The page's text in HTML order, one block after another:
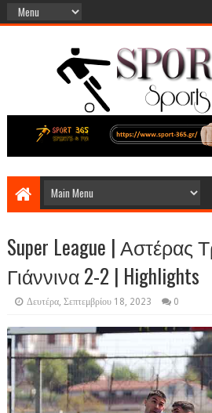
Super League |
Γιάννινα 2-2 | Highlights
Δευτέρα, Σεπτεμβρίου 18, 2023 0